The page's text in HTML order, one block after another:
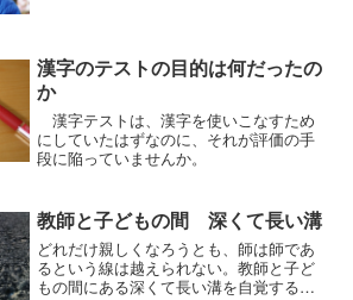
漢字のテストの目的は何だったの
か
漢字テストは、漢字を使いこなすため
にしていたはずなのに、それが評価の手
段に陥っていませんか。
教師と子どもの間 深くて長い溝
どれだけ親しくなろうとも、師は師であ
るという線は越えられない。教師と子ど
もの間にある深くて長い溝を自覚するこ